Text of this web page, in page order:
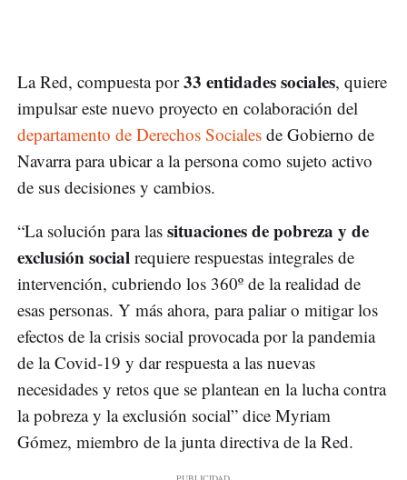
La Red, compuesta por33 entidades sociales, quiere
impulsar este nuevo proyecto en colaboración del
departamento de Derechos Sociales de Gobierno de
Navarra para ubicar a la persona como sujeto activo
de sus decisiones y cambios.
“La solución para las situaciones de pobreza y de
exclusión social requiere respuestas integrales de
intervención, cubriendo los 360º de la realidad de
esas personas. Y más ahora, para paliar o mitigar los
efectos de la crisis social provocada por la pandemia
de la Covid-19 y dar respuesta a las nuevas
necesidades y retos que se plantean en la lucha contra
la pobreza y la exclusión social” dice Myriam
Gómez, miembro de la junta directiva de la Red.